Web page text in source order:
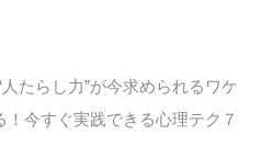
たらし力”が今求められるワケ
！今すぐ実践できる心理テク７